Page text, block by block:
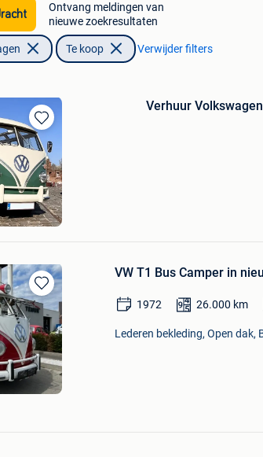
Ontvang meldingen van
nieuwe zoekresultaten
Te koop Verwijder filters
Bewaren
in
Mijn
Favorieten
Verhuur
Bewaren
in
Mijn
Favorieten
VW T1 Bus Camper in
1972 26.000 km
Lederen bekleding, Open dak,